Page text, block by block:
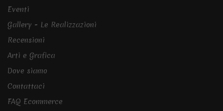
Eventi
Gallery - Le Realizzazioni
Recensioni
Arti e Grafica
Dove siamo
Contattaci
FAQ Ecommerce